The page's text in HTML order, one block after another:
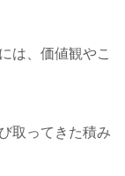
は、価値観やこ
取ってきた積み